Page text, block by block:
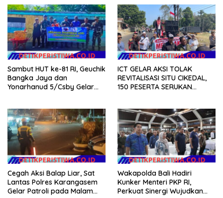
Sambut HUT ke-81 RI, Geuchik
Bangka Jaya dan
Yonarhanud 5/Csby Gelar
ICT GELAR AKSI TOLAK
REVITALISASI SITU CIKEDAL,
150 PESERTA SERUKAN
Cegah Aksi Balap Liar, Sat
Lantas Polres Karangasem
Gelar Patroli pada Malam
Wakapolda Bali Hadiri
Kunker Menteri PKP RI,
Perkuat Sinergi Wujudkan